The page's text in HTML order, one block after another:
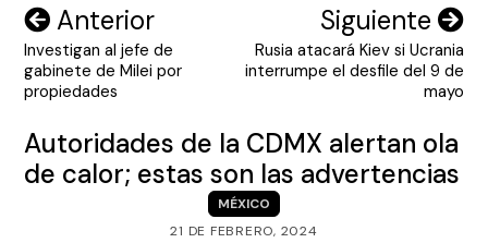
Navegación
de
entradas
Anterior
Investigan al jefe de
gabinete de Milei por
propiedades
Siguiente
Rusia atacará Kiev si Ucrania
interrumpe el desfile del 9 de
mayo
Autoridades de la CDMX alertan ola
de calor; estas son las advertencias
MÉXICO
21 DE FEBRERO, 2024